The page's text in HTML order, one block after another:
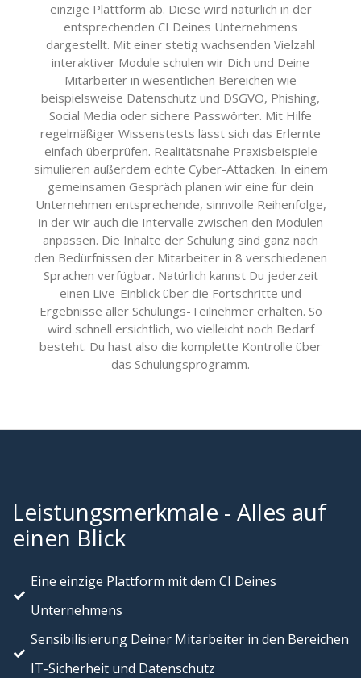
einzige Plattform ab. Diese wird natürlich in der
entsprechenden CI Deines Unternehmens
dargestellt. Mit einer stetig wachsenden Vielzahl
interaktiver Module schulen wir Dich und Deine
Mitarbeiter in wesentlichen Bereichen wie
beispielsweise Datenschutz und DSGVO, Phishing,
Social Media oder sichere Passwörter. Mit Hilfe
regelmäßiger Wissenstests lässt sich das Erlernte
einfach überprüfen. Realitätsnahe Praxisbeispiele
simulieren außerdem echte Cyber-Attacken. In einem
gemeinsamen Gespräch planen wir eine für dein
Unternehmen entsprechende, sinnvolle Reihenfolge,
in der wir auch die Intervalle zwischen den Modulen
anpassen. Die Inhalte der Schulung sind ganz nach
den Bedürfnissen der Mitarbeiter in 8 verschiedenen
Sprachen verfügbar. Natürlich kannst Du jederzeit
einen Live-Einblick über die Fortschritte und
Ergebnisse aller Schulungs-Teilnehmer erhalten. So
wird schnell ersichtlich, wo vielleicht noch Bedarf
besteht. Du hast also die komplette Kontrolle über
das Schulungsprogramm.
Leistungsmerkmale - Alles auf
einen Blick
Eine einzige Plattform mit dem CI Deines
Unternehmens
Sensibilisierung Deiner Mitarbeiter in den Bereichen
IT-Sicherheit und Datenschutz